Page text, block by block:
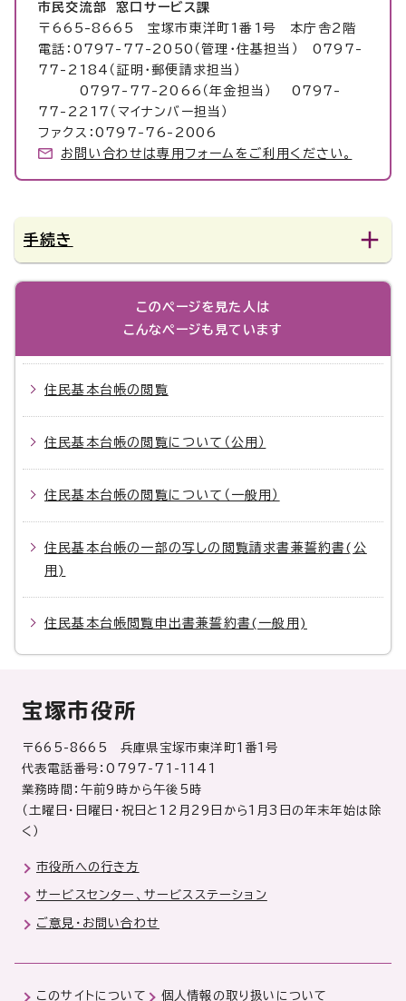
市民交流部 窓口サービス課
〒665-8665 宝塚市東洋町1番1号 本庁舎2階
電話：0797-77-2050（管理・住基担当） 0797-
77-2184（証明・郵便請求担当）
0797-77-2066（年金担当） 0797-
77-2217（マイナンバー担当）
ファクス：0797-76-2006
お問い合わせは専用フォームをご利用ください。
手続き
このページを見た人は
こんなページも見ています
住民基本台帳の閲覧
住民基本台帳の閲覧について（公用）
住民基本台帳の閲覧について（一般用）
住民基本台帳の一部の写しの閲覧請求書兼誓約書(公
用)
住民基本台帳閲覧申出書兼誓約書(一般用)
宝塚市役所
〒665-8665 兵庫県宝塚市東洋町1番1号
代表電話番号：0797-71-1141
業務時間：午前9時から午後5時
（土曜日・日曜日・祝日と12月29日から1月3日の年末年始は除
く）
市役所への行き方
サービスセンター、サービスステーション
ご意見・お問い合わせ
このサイトについて 個人情報の取り扱いについて